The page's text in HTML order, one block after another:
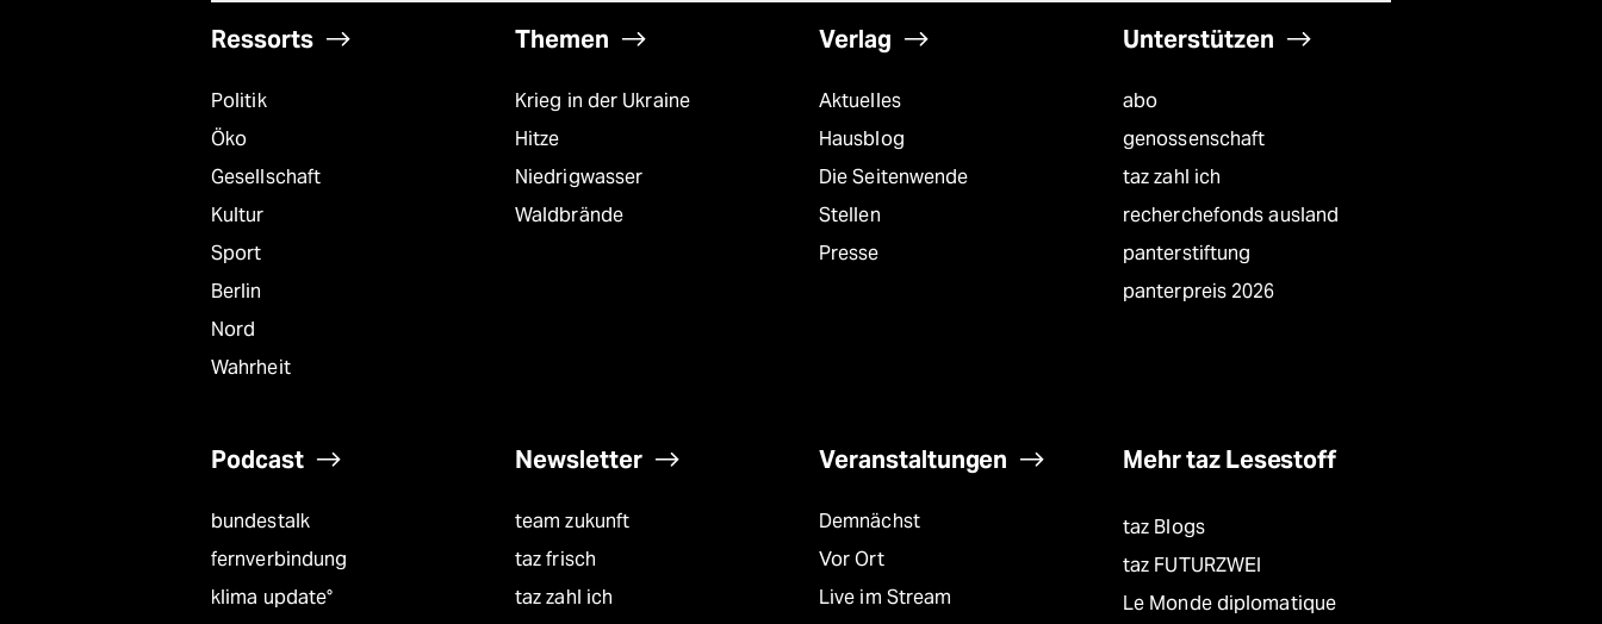
Ressorts
Politik
Öko
Gesellschaft
Kultur
Sport
Berlin
Nord
Wahrheit
Themen
Krieg in der Ukraine
Hitze
Niedrigwasser
Waldbrände
Verlag
Aktuelles
Hausblog
Die Seitenwende
Stellen
Presse
Unterstützen
abo
genossenschaft
taz zahl ich
recherchefonds ausland
panterstiftung
panterpreis 2026
Podcast
bundestalk
fernverbindung
klima update°
Newsletter
team zukunft
taz frisch
taz zahl ich
Veranstaltungen
Demnächst
Vor Ort
Live im Stream
Mehr taz Lesestoff
taz Blogs
taz FUTURZWEI
Le Monde diplomatique